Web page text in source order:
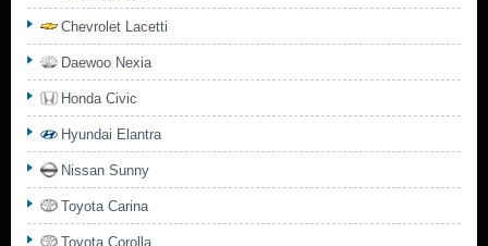
Chevrolet Lacetti
Daewoo Nexia
Honda Civic
Hyundai Elantra
Nissan Sunny
Toyota Carina
Toyota Corolla